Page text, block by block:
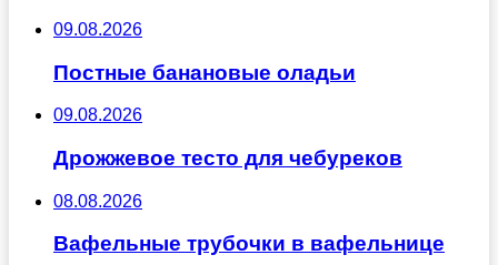
09.08.2026
Постные банановые оладьи
09.08.2026
Дрожжевое тесто для чебуреков
08.08.2026
Вафельные трубочки в вафельнице